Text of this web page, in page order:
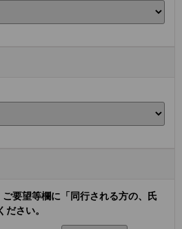
要望等欄に「同行される方の、氏
さい。